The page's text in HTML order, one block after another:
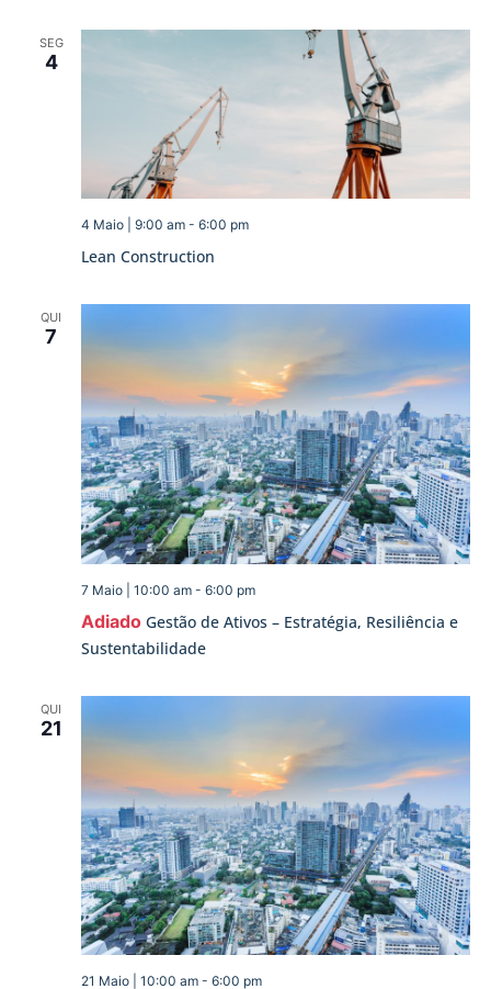
SEG
4
Lean Construction
4 Maio | 9:00 am- 6:00 pm
QUI
7
Adiado Gestão de Ativos – Estratégia, Resiliência e
Sustentabilidade
7 Maio | 10:00 am- 6:00 pm
QUI
21
21 Maio | 10:00 am- 6:00 pm